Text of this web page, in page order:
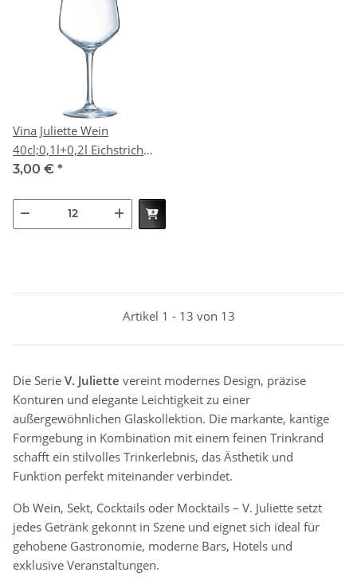
Vina Juliette Wein
40cl;0,1l+0,2l Eichstrich
3,00 € *
Artikel 1 - 13 von 13
Die Serie V. Juliette vereint modernes Design, präzise
Konturen und elegante Leichtigkeit zu einer
außergewöhnlichen Glaskollektion. Die markante, kantige
Formgebung in Kombination mit einem feinen Trinkrand
schafft ein stilvolles Trinkerlebnis, das Ästhetik und
Funktion perfekt miteinander verbindet.
Ob Wein, Sekt, Cocktails oder Mocktails – V. Juliette setzt
jedes Getränk gekonnt in Szene und eignet sich ideal für
gehobene Gastronomie, moderne Bars, Hotels und
exklusive Veranstaltungen.